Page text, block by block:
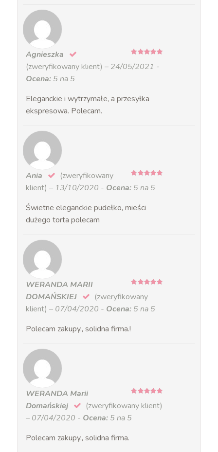
Agnieszka
(zweryfikowany klient) – 24/05/2021 -
Ocena: 5 na 5
Eleganckie i wytrzymałe, a przesyłka
ekspresowa. Polecam.
Ania
(zweryfikowany
klient) – 13/10/2020 - Ocena: 5 na 5
Świetne eleganckie pudełko, mieści
dużego torta polecam
WERANDA MARII
DOMAŃSKIEJ
(zweryfikowany
klient) – 07/04/2020 - Ocena: 5 na 5
Polecam zakupy., solidna firma.!
WERANDA Marii
Domańskiej
(zweryfikowany klient)
– 07/04/2020 - Ocena: 5 na 5
Polecam zakupy., solidna firma.